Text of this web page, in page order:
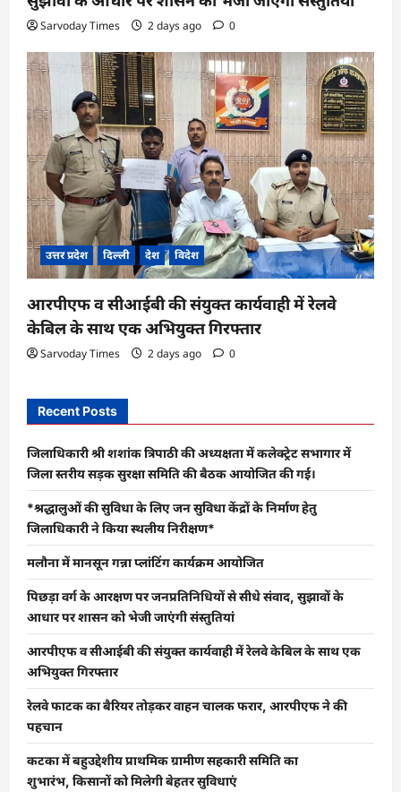
Sarvoday Times 2 days ago 0
उत्तर प्रदेश दिल्ली देश विदेश
आरपीएफ व सीआईबी की संयुक्त कार्यवाही में रेलवे
केबिल के साथ एक अभियुक्त गिरफ्तार
Sarvoday Times 2 days ago 0
Recent Posts
जिलाधिकारी श्री शशांक त्रिपाठी की अध्यक्षता में कलेक्ट्रेट सभागार में
जिला स्तरीय सड़क सुरक्षा समिति की बैठक आयोजित की गई।
*श्रद्धालुओं की सुविधा के लिए जन सुविधा केंद्रों के निर्माण हेतु
जिलाधिकारी ने किया स्थलीय निरीक्षण*
मलौना में मानसून गन्ना प्लांटिंग कार्यक्रम आयोजित
पिछड़ा वर्ग के आरक्षण पर जनप्रतिनिधियों से सीधे संवाद, सुझावों के
आधार पर शासन को भेजी जाएंगी संस्तुतियां
आरपीएफ व सीआईबी की संयुक्त कार्यवाही में रेलवे केबिल के साथ एक
अभियुक्त गिरफ्तार
रेलवे फाटक का बैरियर तोड़कर वाहन चालक फरार, आरपीएफ ने की
पहचान
कटका में बहुउद्देशीय प्राथमिक ग्रामीण सहकारी समिति का
शुभारंभ, किसानों को मिलेगी बेहतर सुविधाएं